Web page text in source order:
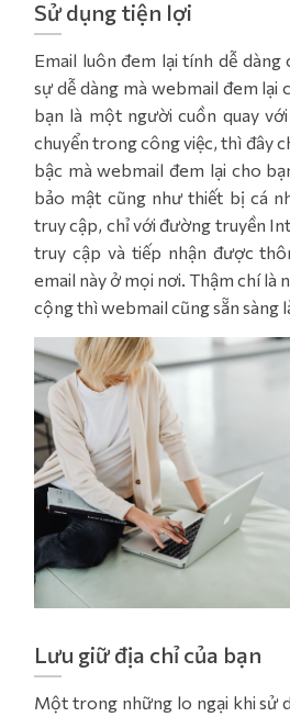
Sử dụng tiện lợi
Email luôn đem lại tính dễ dàng
sự dễ dàng mà webmail đem lại
bạn là một người cuồn quay
chuyển trong công việc, thì đây
bậc mà webmail đem lại cho
bảo mật cũng như thiết bị cá
truy cập, chỉ với đường truyền
truy cập và tiếp nhận được
email này ở mọi nơi. Thậm chí là
cộng thì webmail cũng sẵn sàng
Lưu giữ địa chỉ của bạn
Một trong những lo ngại khi sử